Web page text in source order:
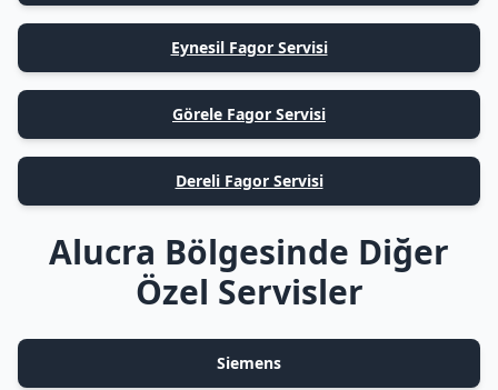
Eynesil Fagor Servisi
Görele Fagor Servisi
Dereli Fagor Servisi
Alucra Bölgesinde Diğer
Özel Servisler
Siemens